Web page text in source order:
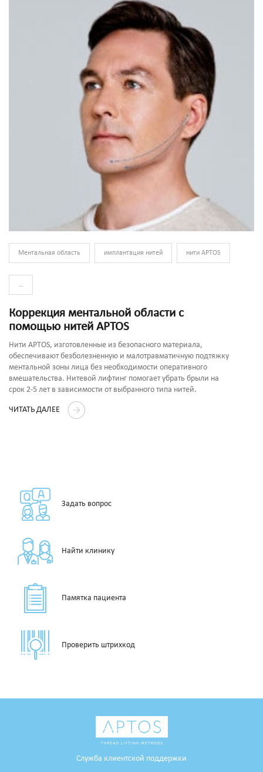
Ментальная область имплантация нитей нити APTOS
...
Коррекция ментальной области с
помощью нитей APTOS
Нити APTOS, изготовленные из безопасного материала,
обеспечивают безболезненную и малотравматичную подтяжку
ментальной зоны лица без необходимости оперативного
вмешательства. Нитевой лифтинг помогает убрать брыли на
срок 2-5 лет в зависимости от выбранного типа нитей.
ЧИТАТЬ ДАЛЕЕ
Задать вопрос
Найти клинику
Памятка пациента
Проверить штрихкод
Служба клиентской поддержки